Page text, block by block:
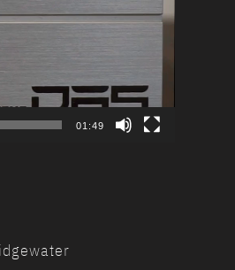
01:49